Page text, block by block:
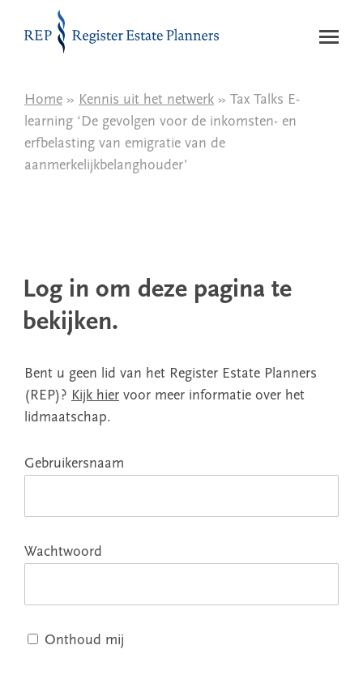
Naar de inhoud
Home » Kennis uit het netwerk » Tax Talks E-
learning ‘De gevolgen voor de inkomsten- en
erfbelasting van emigratie van de
aanmerkelijkbelanghouder’
Log in om deze pagina te
bekijken.
Bent u geen lid van het Register Estate Planners
(REP)? Kijk hier voor meer informatie over het
lidmaatschap.
Gebruikersnaam
Wachtwoord
Onthoud mij